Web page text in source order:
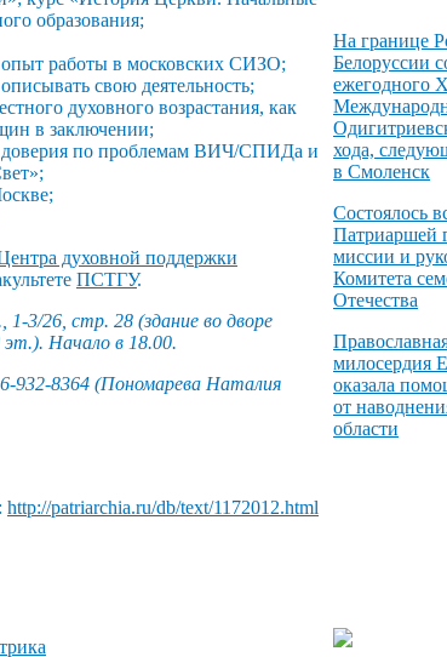
образования;
работы в московских СИЗО;
свою деятельность;
духовного возрастания, как
в заключении;
доверия по проблемам ВИЧ/СПИДа и
духовной поддержки
ПСТГУ.
3/26, стр. 28 (здание во дворе
Начало в 18.00.
932-8364 (Пономарева Наталия
http://patriarchia.ru/db/text/1172012.html
На границе
Белоруссии
ежегодного
хода,
в Смоленск
Состоялось
Патриаршей
миссии и
Комитета
Отечества
милосердия
оказала
от
области